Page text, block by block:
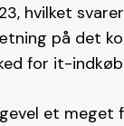
hvilket
på det
for it-
et meget